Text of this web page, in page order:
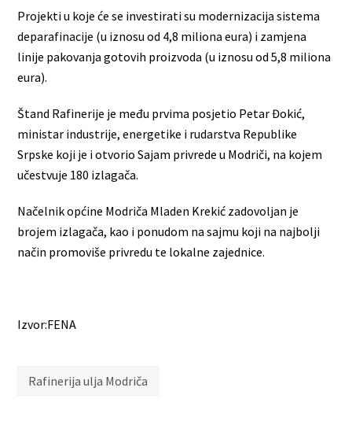
Projekti u koje će se investirati su modernizacija sistema
deparafinacije (u iznosu od 4,8 miliona eura) i zamjena
linije pakovanja gotovih proizvoda (u iznosu od 5,8 miliona
eura).
Štand Rafinerije je među prvima posjetio Petar Đokić,
ministar industrije, energetike i rudarstva Republike
Srpske koji je i otvorio Sajam privrede u Modriči, na kojem
učestvuje 180 izlagača.
Načelnik općine Modriča Mladen Krekić zadovoljan je
brojem izlagača, kao i ponudom na sajmu koji na najbolji
način promoviše privredu te lokalne zajednice.
Izvor:FENA
Rafinerija ulja Modriča